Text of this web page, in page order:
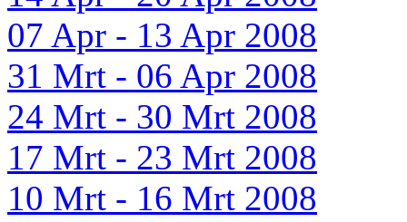
07 Apr - 13 Apr 2008
31 Mrt - 06 Apr 2008
24 Mrt - 30 Mrt 2008
17 Mrt - 23 Mrt 2008
10 Mrt - 16 Mrt 2008